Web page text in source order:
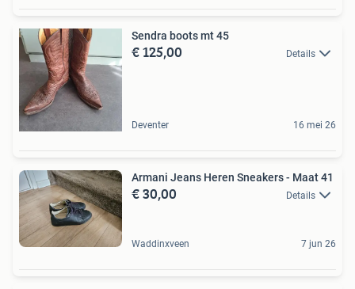
Sendra boots mt 45
€ 125,00 Details
Deventer 16 mei 26
Armani Jeans Heren Sneakers - Maat 41
€ 30,00 Details
Waddinxveen 7 jun 26